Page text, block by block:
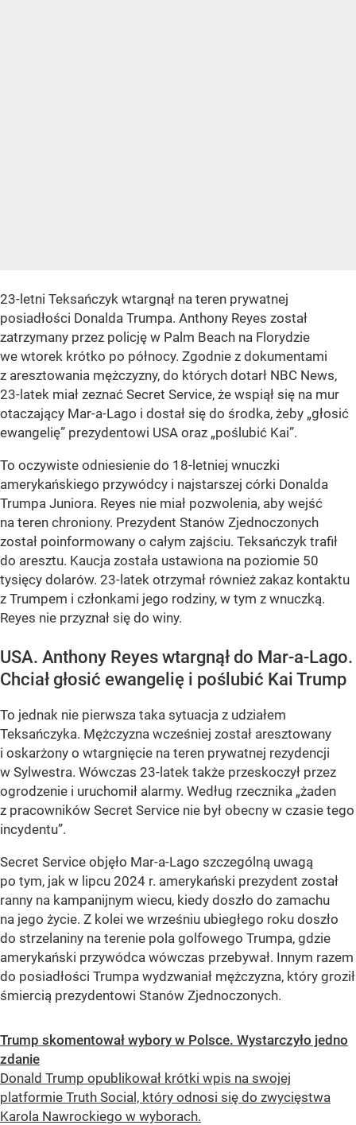
23-letni Teksańczyk wtargnął na teren prywatnej
posiadłości Donalda Trumpa. Anthony Reyes został
zatrzymany przez policję w Palm Beach na Florydzie
we wtorek krótko po północy. Zgodnie z dokumentami
z aresztowania mężczyzny, do których dotarł NBC News,
23-latek miał zeznać Secret Service, że wspiął się na mur
otaczający Mar-a-Lago i dostał się do środka, żeby „głosić
ewangelię” prezydentowi USA oraz „poślubić Kai”.
To oczywiste odniesienie do 18-letniej wnuczki
amerykańskiego przywódcy i najstarszej córki Donalda
Trumpa Juniora. Reyes nie miał pozwolenia, aby wejść
na teren chroniony. Prezydent Stanów Zjednoczonych
został poinformowany o całym zajściu. Teksańczyk trafił
do aresztu. Kaucja została ustawiona na poziomie 50
tysięcy dolarów. 23-latek otrzymał również zakaz kontaktu
z Trumpem i członkami jego rodziny, w tym z wnuczką.
Reyes nie przyznał się do winy.
USA. Anthony Reyes wtargnął do Mar-a-Lago.
Chciał głosić ewangelię i poślubić Kai Trump
To jednak nie pierwsza taka sytuacja z udziałem
Teksańczyka. Mężczyzna wcześniej został aresztowany
i oskarżony o wtargnięcie na teren prywatnej rezydencji
w Sylwestra. Wówczas 23-latek także przeskoczył przez
ogrodzenie i uruchomił alarmy. Według rzecznika „żaden
z pracowników Secret Service nie był obecny w czasie tego
incydentu”.
Secret Service objęło Mar-a-Lago szczególną uwagą
po tym, jak w lipcu 2024 r. amerykański prezydent został
ranny na kampanijnym wiecu, kiedy doszło do zamachu
na jego życie. Z kolei we wrześniu ubiegłego roku doszło
do strzelaniny na terenie pola golfowego Trumpa, gdzie
amerykański przywódca wówczas przebywał. Innym razem
do posiadłości Trumpa wydzwaniał mężczyzna, który groził
śmiercią prezydentowi Stanów Zjednoczonych.
Trump skomentował wybory w Polsce. Wystarczyło jedno
zdanie
Donald Trump opublikował krótki wpis na swojej
platformie Truth Social, który odnosi się do zwycięstwa
Karola Nawrockiego w wyborach.